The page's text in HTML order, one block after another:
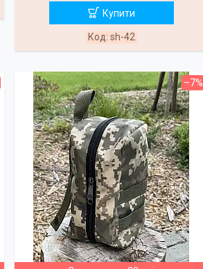
Купити
sh-42
–7%